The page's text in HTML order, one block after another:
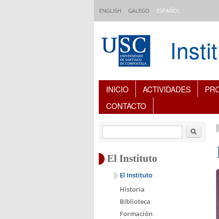
ENGLISH GALEGO ESPAÑOL
Índice de contenidos
INICIO ACTIVIDADES
CONTACTO
Buscar
El Instituto
El Instituto
Historia
Biblioteca
Formación